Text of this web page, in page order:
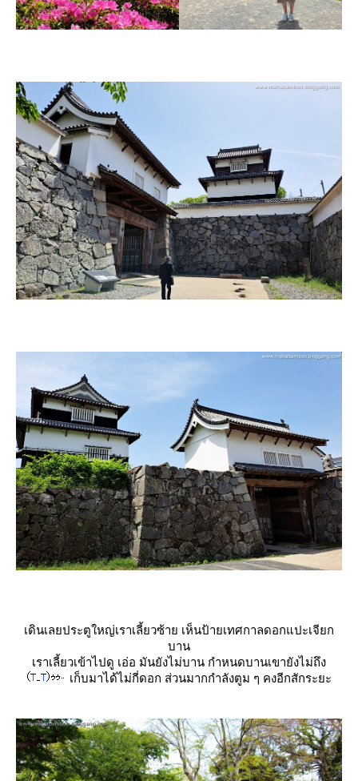
เดินเลยประตูใหญ่เราเลี้ยวซ้าย เห็นป้ายเทศกาลดอกแปะเจียก
บาน
เราเลี้ยวเข้าไปดู เอ่อ มันยังไม่บาน กำหนดบานเขายังไม่ถึง
เก็บมาได้ไม่กี่ดอก ส่วนมากกำลังตูม ๆ คงอีกสักระยะ